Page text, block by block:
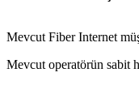
Mevcut Fiber Internet
Mevcut operatörün sabit